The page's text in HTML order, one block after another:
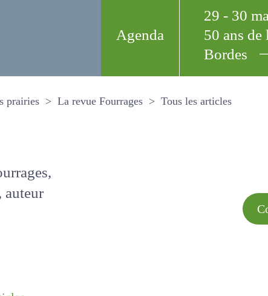
Agenda
29 - 30
50 ans
Bordes
et les prairies La revue Fourrages Tous les
par